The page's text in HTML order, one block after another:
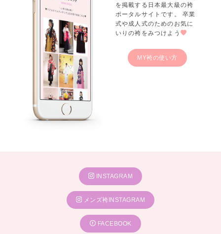
を掲載する日本最大級の袴
ポータルサイトです。 卒業
式や成人式のためのお気に
いりの袴をみつけよう
MY袴の使い方
INSTAGRAM
メンズ袴INSTAGRAM
FACEBOOK